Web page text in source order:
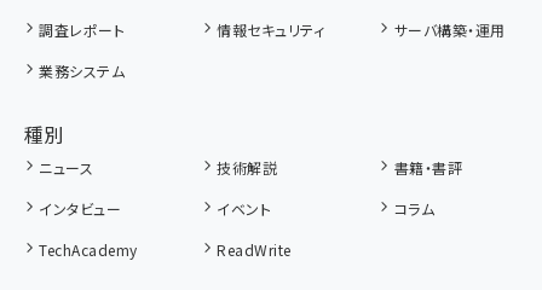
調査レポート
情報セキュリティ
サーバ構築・運用
業務システム
種別
ニュース 技術解説
書籍・書評
インタビュー
イベント
コラム
TechAcademy
ReadWrite